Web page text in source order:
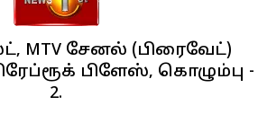
MTV சேனல் (பிரைவேட்)
பிளேஸ், கொழும்பு -
2.